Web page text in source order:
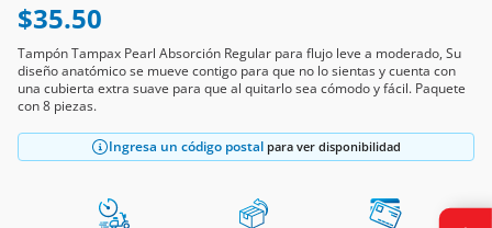
$35.50
Tampón Tampax Pearl Absorción Regular para flujo leve a moderado, Su
diseño anatómico se mueve contigo para que no lo sientas y cuenta con
una cubierta extra suave para que al quitarlo sea cómodo y fácil. Paquete
con 8 piezas.
Ingresa un código postal para ver disponibilidad